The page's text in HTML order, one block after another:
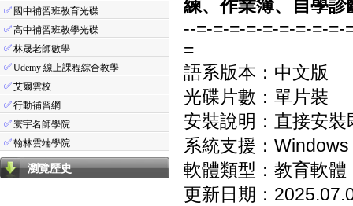
✅ 國中補習班教育光碟
✅高中補習班教學光碟
✅林晟老師數學
✅Udemy 線上課程綜合教學
✅艾爾雲校
✅行動補習網
✅寰宇名師學院
✅翰林雲端學院
瀏覽歷史
練、作業簿、自學
--=-=-=-=-=-=-=-=-=-
=
語系版本：中文版
光碟片數：單片裝
安裝說明：直接安裝
系統支援：
軟體類型：教育軟體
更新日期：